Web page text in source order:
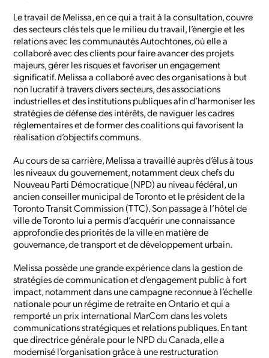
Le travail de Melissa, en ce qui a trait à la consultation, couvre
des secteurs clés tels que le milieu du travail, l’énergie et les
relations avec les communautés Autochtones, où elle a
collaboré avec des clients pour faire avancer des projets
majeurs, gérer les risques et favoriser un engagement
significatif. Melissa a collaboré avec des organisations à but
non lucratif à travers divers secteurs, des associations
industrielles et des institutions publiques afin d’harmoniser les
stratégies de défense des intérêts, de naviguer les cadres
réglementaires et de former des coalitions qui favorisent la
réalisation d’objectifs communs.
Au cours de sa carrière, Melissa a travaillé auprès d’élus à tous
les niveaux du gouvernement, notamment deux chefs du
Nouveau Parti Démocratique (NPD) au niveau fédéral, un
ancien conseiller municipal de Toronto et le président de la
Toronto Transit Commission (TTC). Son passage à l’hôtel de
ville de Toronto lui a permis d’acquérir une connaissance
approfondie des priorités de la ville en matière de
gouvernance, de transport et de développement urbain.
Melissa possède une grande expérience dans la gestion de
stratégies de communication et d’engagement public à fort
impact, notamment dans une campagne reconnue à l’échelle
nationale pour un régime de retraite en Ontario et qui a
remporté un prix international MarCom dans les volets
communications stratégiques et relations publiques. En tant
que directrice générale pour le NPD du Canada, elle a
modernisé l’organisation grâce à une restructuration